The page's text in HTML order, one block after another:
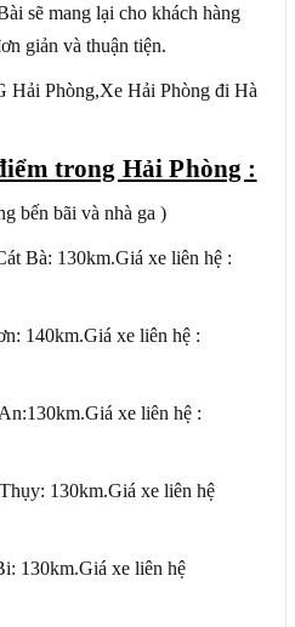
sẽ mang lại cho khách hàng
giản và thuận tiện.
Phòng,Xe Hải Phòng đi Hà
trong Hải Phòng :
bến bãi và nhà ga )
Bà: 130km.Giá xe liên hệ :
140km.Giá xe liên hệ :
xe liên hệ :
130km.Giá xe liên hệ
130km.Giá xe liên hệ